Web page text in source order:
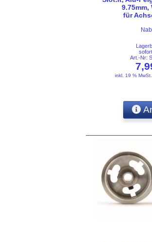
9.75mm,
für
Art.-Nr:
inkl. 19 %